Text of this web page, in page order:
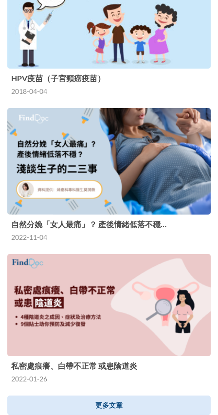
HPV疫苗（子宮頸癌疫苗）
2018-04-04
自然分娩「女人最痛」？ 產後情緒低落不穩…
2022-11-04
私密處痕癢、白帶不正常 或患陰道炎
2022-01-26
更多文章